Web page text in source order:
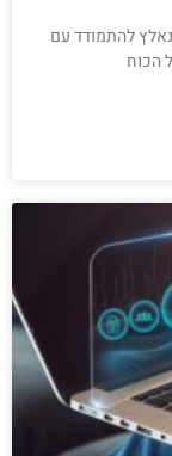
להתמודד עם
הכוח